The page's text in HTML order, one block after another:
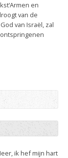
en
van de
van Israël, zal
ik hef mijn hart